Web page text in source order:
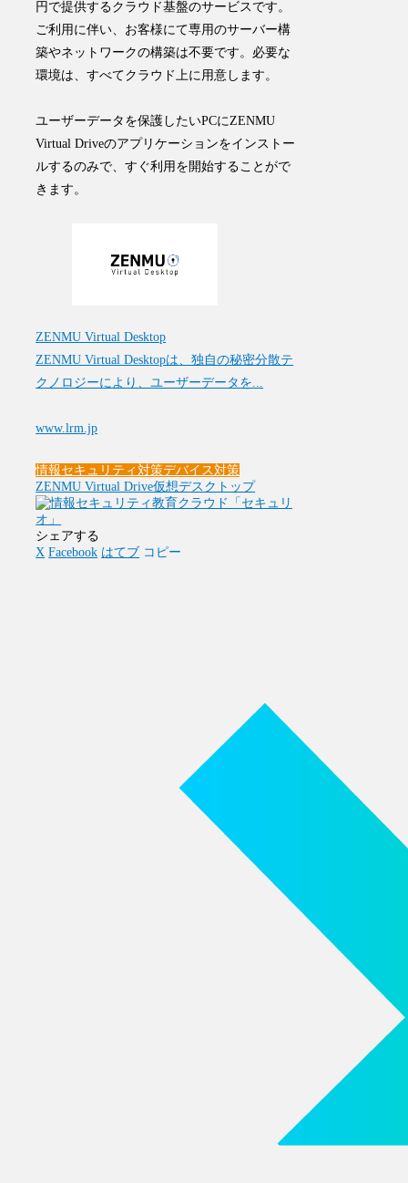
円で提供するクラウド基盤のサービスです。
ご利用に伴い、お客様にて専用のサーバー構
築やネットワークの構築は不要です。必要な
環境は、すべてクラウド上に用意します。
ユーザーデータを保護したいPCにZENMU
Virtual Driveのアプリケーションをインストー
ルするのみで、すぐ利用を開始することがで
きます。
ZENMU Virtual Desktop
ZENMU Virtual Desktopは、独自の秘密分散テ
クノロジーにより、ユーザーデータを...
www.lrm.jp
情報セキュリティ対策デバイス対策
ZENMU Virtual Drive仮想デスクトップ
シェアする
X Facebook はてブ コピー